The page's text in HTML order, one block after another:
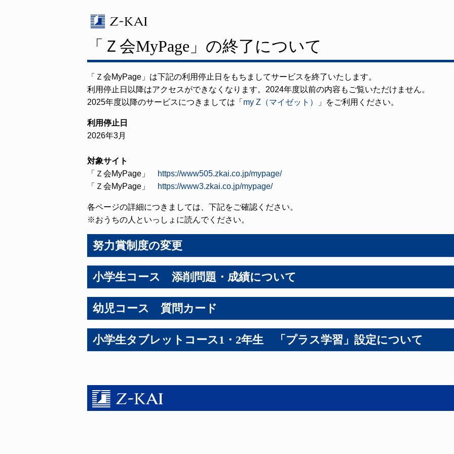
「Ｚ会MyPage」の終了について
「Ｚ会MyPage」は下記の利用停止日をもちましてサービスを終了いたします。
利用停止日以降はアクセスができなくなります。2024年度以前の内容もご覧いただけません。
2025年度以降のサービスにつきましては「 my Z（マイゼット） 」をご利用ください。
利用停止日
2026年3月
対象サイト
「Ｚ会MyPage」
https://www505.zkai.co.jp/mypage/
「Ｚ会MyPage」
https://www3.zkai.co.jp/mypage/
各ページの詳細につきましては、下記をご確認ください。
※おうちの人といっしょに読んでください。
努力賞制度の変更
2025年4月1日より、努力賞制度が変更になりました。
2025年度からの努力賞につきましては、下記サイトよりご確認ください。
幼児コース・小学生コース・小学生タブレットコース・中学受験コース
中学準備・中学生・高校生・大学受験生向けコース
2025年度以降も継続して受講されている方は、下記の「my Z（マイゼット）」の「お手続き・お
申請」より申請をお願いいたします。
小学生コース 添削問題・成績について
添削問題・成績
「Ｚ会MyPage」では、2025年4月30日12:00[正午]（Ｚ会必着）までにご提出いただいた添削問題
それ以降に到着した添削問題は、郵送での返却のみとなります。
それ以降に提出された添削問題は、「Ｚ会MyPage」の掲載、紙の成績表返却ともに対象外となり
幼児コース 質問カード
質問カードのダウンロードサービスは2025年3月31日で終了いたしました。
2025年4月以降も継続して受講されている方は、下記の「my Z（マイゼット）」の「お手続き・
学習に関して」からご質問いただけます。
小学生タブレットコース1・2年生 「プラス学習」設定について